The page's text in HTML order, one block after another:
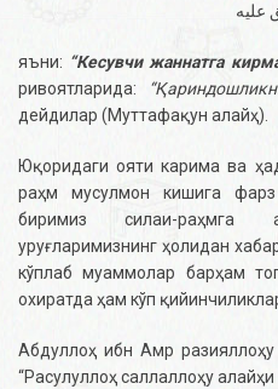
عليه
яъни: “Кесувчи жаннатга
ривоятларида:
дейдилар (Муттафақун алайҳ).
Юқоридаги ояти карима ва
раҳм мусулмон кишига
биримиз силаи-
уруғларимизнинг ҳолидан
кўплаб муаммолар барҳам
охиратда ҳам кўп
Абдуллоҳ ибн Амр
“Расулуллоҳ саллаллоҳу